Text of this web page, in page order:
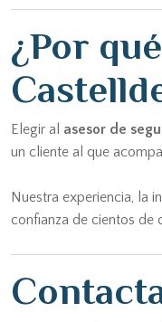
¿Por
Elegir al asesor de
un cliente al que
Nuestra experiencia, la
confianza de cientos de